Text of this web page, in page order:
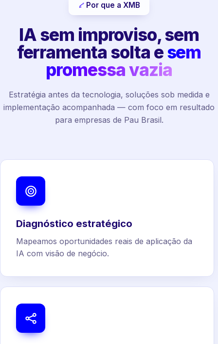
Por que a XMB
IA sem improviso, sem
ferramenta solta esem
promessa vazia
Estratégia antes da tecnologia, soluções sob medida e
implementação acompanhada — com foco em resultado
para empresas de Pau Brasil.
Diagnóstico estratégico
Mapeamos oportunidades reais de aplicação da
IA com visão de negócio.